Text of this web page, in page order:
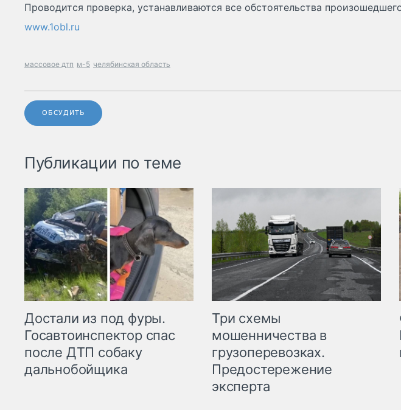
Проводится проверка, устанавливаются все обстоятельства
www.1obl.ru
массовое дтп м-5 челябинская область
ОБСУДИТЬ
Публикации по теме
Достали из под фуры.
Госавтоинспектор спас
после ДТП собаку
дальнобойщика
Три схемы
мошенничества в
грузоперевозках.
Предостережение
эксперта